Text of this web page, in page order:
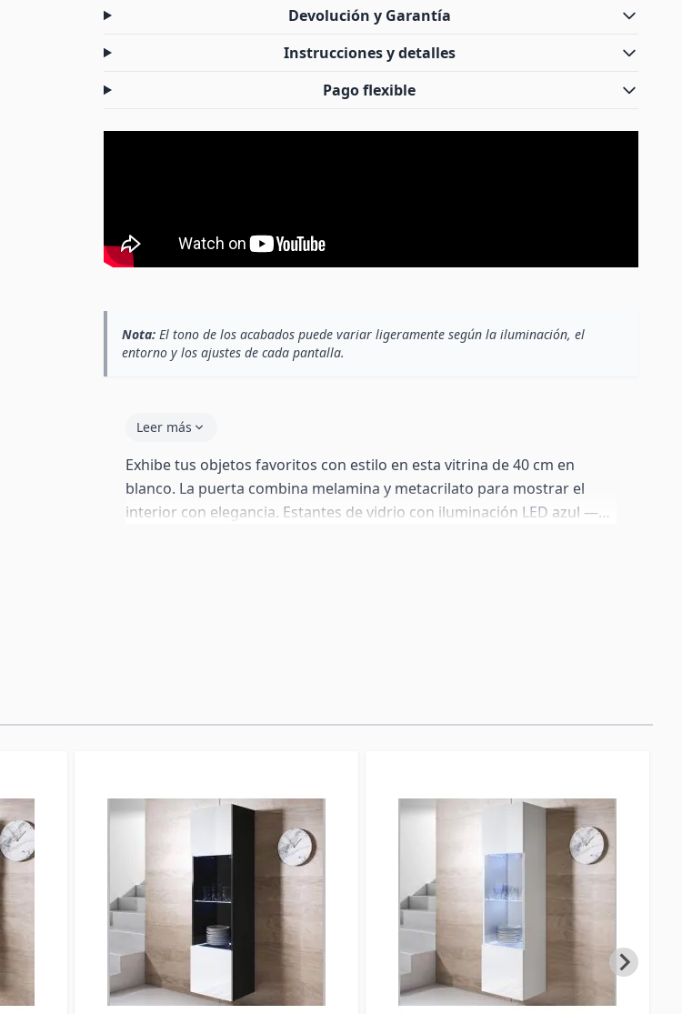
Devolución y Garantía
Instrucciones y detalles
Pago flexible
Nota: El tono de los acabados puede variar ligeramente según la iluminación, el
entorno y los ajustes de cada pantalla.
Leer más
Exhibe tus objetos favoritos con estilo en esta vitrina de 40 cm en
blanco. La puerta combina melamina y metacrilato para mostrar el
interior con elegancia. Estantes de vidrio con iluminación LED azul —